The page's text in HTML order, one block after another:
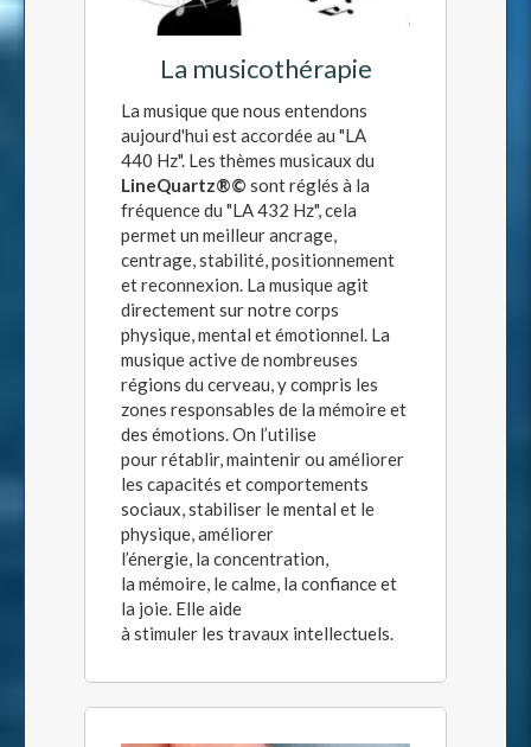
La musicothérapie
La musique que nous entendons
aujourd'hui est accordée au "LA
440 Hz". Les thèmes musicaux du
LineQuartz®© sont réglés à la
fréquence du "LA 432 Hz", cela
permet un meilleur ancrage,
centrage, stabilité, positionnement
et reconnexion. La musique agit
directement sur notre corps
physique, mental et émotionnel. La
musique active de nombreuses
régions du cerveau, y compris les
zones responsables de la mémoire et
des émotions. On l’utilise
pour rétablir, maintenir ou améliorer
les capacités et comportements
sociaux, stabiliser le mental et le
physique, améliorer
l’énergie, la concentration,
la mémoire, le calme, la confiance et
la joie. Elle aide
à stimuler les travaux intellectuels.